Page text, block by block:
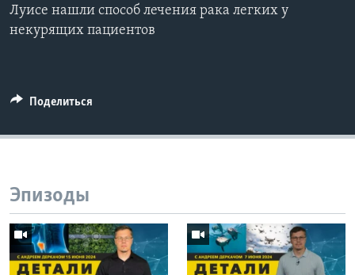
Луисе нашли способ лечения рака легких у
некурящих пациентов
Поделиться
Эпизоды